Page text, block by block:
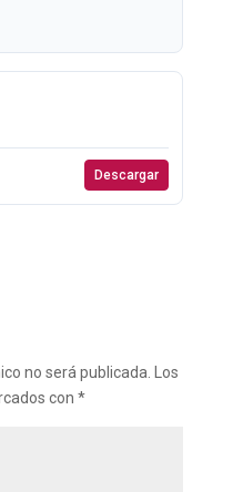
Descargar
no será publicada.
Los
con *